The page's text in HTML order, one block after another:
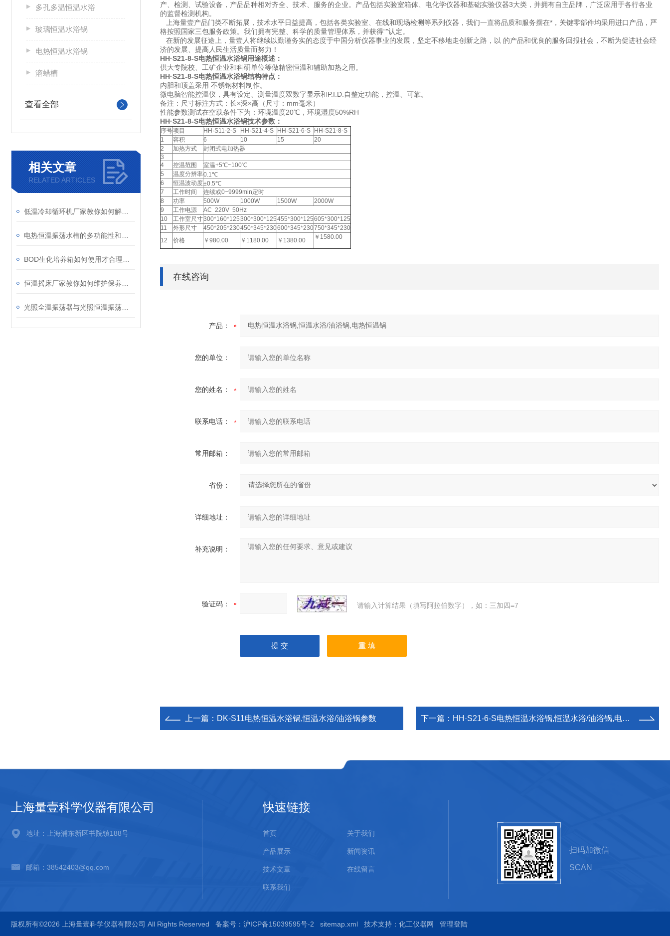
多孔多温恒温水浴
玻璃恒温水浴锅
电热恒温水浴锅
溶蜡槽
查看全部
相关文章
RELATED ARTICLES
产、检测、试验设备，产品品种相对齐全、技术、服务的企业。产品包括实验室箱体、电化学仪器和基础实验仪器3大类，并拥有自主品牌，广泛应用于各行各业
的监督检测机构。
上海量壹产品门类不断拓展，技术水平日益提高，包括各类实验室、在线和现场检测等系列仪器，我们一直将品质和服务摆在*，关键零部件均采用进口产品，严
格按照国家三包服务政策。我们拥有完整、科学的质量管理体系，并获得“"认定。
在新的发展征途上，量壹人将继续以勤谨务实的态度于中国分析仪器事业的发展，坚定不移地走创新之路，以 的产品和优良的服务回报社会，不断为促进社会经
济的发展、提高人民生活质量而努力！
HH·S21-8-S电热恒温水浴锅用途概述：
供大专院校、工矿企业和科研单位等做精密恒温和辅助加热之用。
HH·S21-8-S电热恒温水浴锅结构特点：
内胆和顶盖采用 不锈钢材料制作。
微电脑智能控温仪，具有设定、测量温度双数字显示和P.I.D.自整定功能，控温、可靠。
备注：尺寸标注方式：长×深×高（尺寸：mm毫米）
性能参数测试在空载条件下为：环境温度20℃，环境湿度50%RH
HH·S21-8-S电热恒温水浴锅技术参数：
序号项目 HH·S11-2-S HH·S21-4-S HH·S21-6-S
HH·S21-8-S
1
容积 6 10 15
20
2
加热方式
封闭式电加热器
3
4
控温范围
室温+5℃~100℃
5
温度分辨率0.1℃
6
恒温波动度±0.5℃
7
工作时间
连续或0~9999min定时
8
功率 500W 1000W 1500W
2000W
9
工作电源
AC 220V 50Hz
10
工作室尺寸300*160*125300*300*125455*300*125605*300*125
11
外形尺寸 450*205*230450*345*230600*345*230750*345*230
12
价格 ￥980.00 ￥1180.00 ￥1380.00 ￥1580.00
在线咨询
产品：
您的单位：
您的姓名：
联系电话：
常用邮箱：
省份：
详细地址：
补充说明：
验证码： 请输入计算结果（填写阿拉伯数字），如：三加四=7
上一篇： DK-S11电热恒温水浴锅,恒温水浴/油浴锅参数 下一篇： HH·S21-6-S电热恒温水浴锅,恒温水浴/油浴锅,电热恒温锅厂家
上海量壹科学仪器有限公司
地址：上海浦东新区书院镇188号
邮箱：38542403@qq.com
快速链接
首页 关于我们
产品展示 新闻资讯
技术文章 在线留言
联系我们
扫码加微信
SCAN
版权所有©2026 上海量壹科学仪器有限公司 All Rights Reserved 备案号：沪ICP备15039595号-2 sitemap.xml 技术支持： 化工仪器网 管理登陆